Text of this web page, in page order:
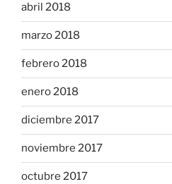
abril 2018
marzo 2018
febrero 2018
enero 2018
diciembre 2017
noviembre 2017
octubre 2017